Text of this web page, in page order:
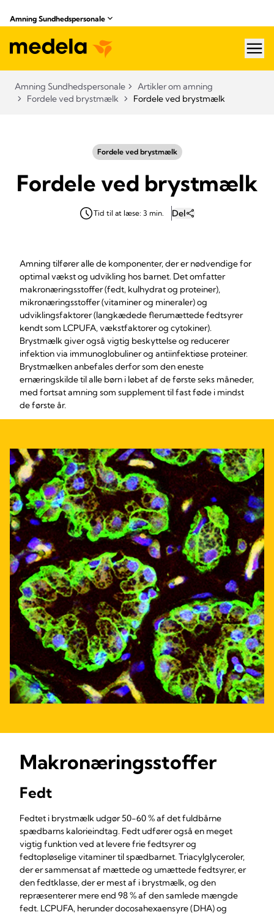
Amning Sundhedspersonale
Amning Sundhedspersonale
Artikler om amning
Fordele ved brystmælk
Fordele ved brystmælk
Fordele ved brystmælk
Fordele ved brystmælk
Tid til at læse: 3 min. Del
Amning tilfører alle de komponenter, der er nødvendige for
optimal vækst og udvikling hos barnet. Det omfatter
makronæringsstoffer (fedt, kulhydrat og proteiner),
mikronæringsstoffer (vitaminer og mineraler) og
udviklingsfaktorer (langkædede flerumættede fedtsyrer
kendt som LCPUFA, vækstfaktorer og cytokiner).
Brystmælk giver også vigtig beskyttelse og reducerer
infektion via immunoglobuliner og antiinfektiøse proteiner.
Brystmælken anbefales derfor som den eneste
ernæringskilde til alle børn i løbet af de første seks måneder,
med fortsat amning som supplement til fast føde i mindst
de første år.
Makronæringsstoffer
Fedt
Fedtet i brystmælk udgør 50-60 % af det fuldbårne
spædbarns kalorieindtag. Fedt udfører også en meget
vigtig funktion ved at levere frie fedtsyrer og
fedtopløselige vitaminer til spædbarnet. Triacylglyceroler,
der er sammensat af mættede og umættede fedtsyrer, er
den fedtklasse, der er mest af i brystmælk, og den
repræsenterer mere end 98 % af den samlede mængde
fedt. LCPUFA, herunder docosahexaensyre (DHA) og